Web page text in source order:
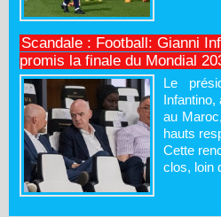
Scandale : Football: Gianni
promis la finale du Mondial
Le
Infantino,
au
hauts
Cette
clos, loin